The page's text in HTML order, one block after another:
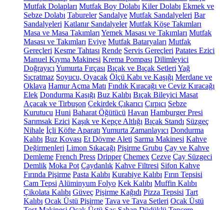
Mutfak Dolapları Mutfak Boy Dolabı Kiler Dolabı Ekmek ve
Sebze Dolabı Tabureler Sandalye Mutfak Sandalyeleri Bar
Sandalyeleri Katlanır Sandalyeler Mutfak Köşe Takımları
Masa ve Masa Takımları Yemek Masası ve Takımları Mutfak
Masası ve Takımları Eviye Mutfak Bataryaları Mutfak
Gereçleri Kesme Tahtası Rende Servis Gereçleri Patates Ezici
Manuel Kıyma Makinesi Krema Pompası Dilimleyici
Doğrayıcı Yumurta Fırçası Bıçak ve Bıçak Setleri Yağ
Sıçratmaz Soyucu, Oyacak Ölçü Kabı ve Kaşığı Merdane ve
Oklava Hamur Açma Matı Fındık Kıracağı ve Ceviz Kıracağı
Elek Dondurma Kaşığı Buz Kalıbı Bıçak Bileyici Masat
Açacak ve Tirbuşon Çekirdek Çıkarıcı Çırpıcı Sebze
Kurutucu Huni Baharat Öğütücü Havan Hamburger Presi
Sarımsak Ezici Kaşık ve Kepçe Altlığı Bıçak Standı Süzgeç
Nihale İçli Köfte Aparatı Yumurta Zamanlayıcı Dondurma
Kalıbı Buz Kovası Et Dövme Aleti Sarma Makinesi Kahve
Değirmenleri Limon Sıkacağı Pişirme Grubu Çay ve Kahve
Demleme French Press Dripper Chemex Cezve Çay Süzgeci
Demlik Moka Pot Çaydanlık Kahve Filtresi Sifon Kahve
Fırında Pişirme Pasta Kalıbı Kurabiye Kalıbı Fırın Tepsisi
Cam Tepsi Alüminyum Folyo Kek Kalıbı Muffin Kalıbı
Çikolata Kalıbı Güveç Pişirme Kağıdı Pizza Tepsisi Tart
Kalıbı Ocak Üstü Pişirme Tava ve Tava Setleri Ocak Üstü